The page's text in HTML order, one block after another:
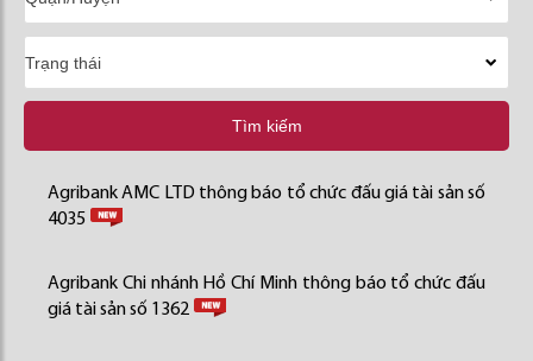
Tìm kiếm
Agribank AMC LTD thông báo tổ chức đấu giá tài sản số
4035
Agribank Chi nhánh Hồ Chí Minh thông báo tổ chức đấu
giá tài sản số 1362